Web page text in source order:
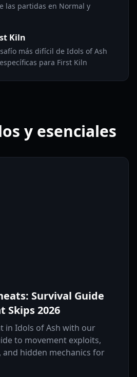
las partidas en Normal y
Kiln
más difícil de Idols of Ash
para First Kiln
y esenciales
Survival Guide
Skips 2026
in Idols of Ash with our
to movement exploits,
and hidden mechanics for